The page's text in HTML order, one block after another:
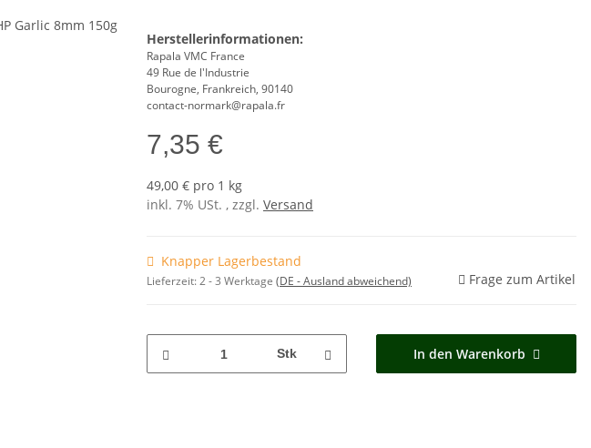
Herstellerinformationen:
Rapala VMC France
49 Rue de l'Industrie
Bourogne, Frankreich, 90140
contact-normark@rapala.fr
7,35 €
49,00 € pro 1 kg
inkl. 7% USt. , zzgl. Versand
Knapper Lagerbestand
Lieferzeit:2 - 3 Werktage (DE - Ausland abweichend) Frage zum Artikel
Stk In den Warenkorb